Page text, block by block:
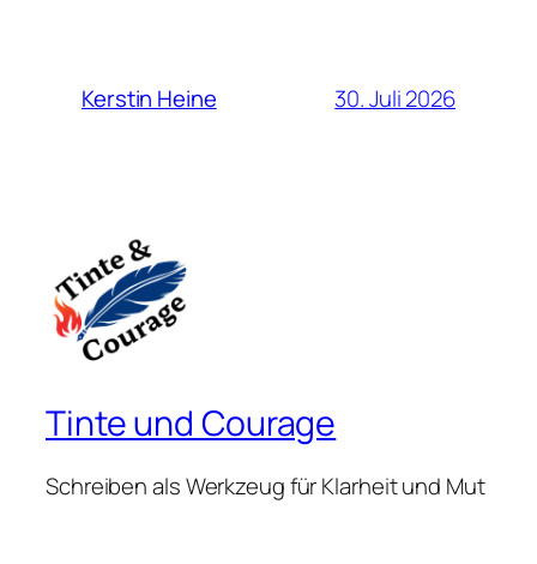
Kerstin Heine 30. Juli 2026
Tinte und Courage
Schreiben als Werkzeug für Klarheit und Mut